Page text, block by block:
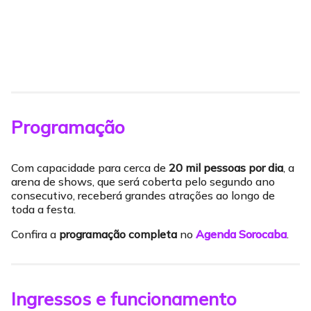
Programação
Com capacidade para cerca de 20 mil pessoas por dia, a
arena de shows, que será coberta pelo segundo ano
consecutivo, receberá grandes atrações ao longo de
toda a festa.
Confira a programação completa no Agenda Sorocaba.
Ingressos e funcionamento